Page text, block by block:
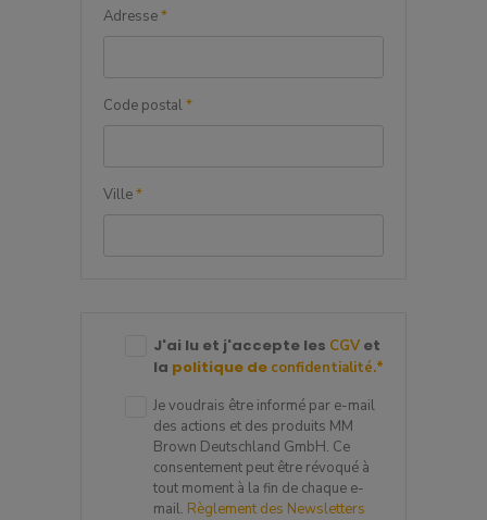
Adresse*
Code postal*
Ville*
J'ai lu et j'accepte les CGVet
la politique de confidentialité.*
Je voudrais être informé par e-mail
des actions et des produits MM
Brown Deutschland GmbH. Ce
consentement peut être révoqué à
tout moment à la fin de chaque e-
mail. Règlement des Newsletters